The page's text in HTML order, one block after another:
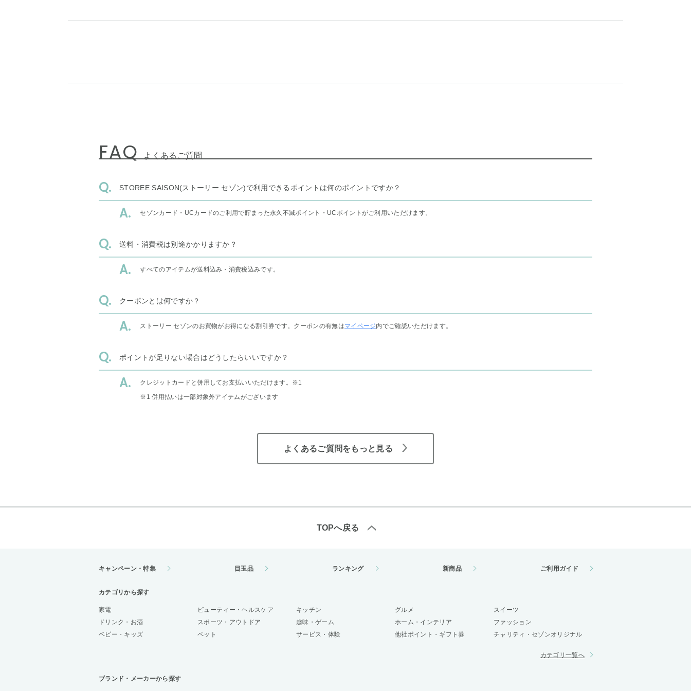
FAQ よくあるご質問
STOREE SAISON(ストーリー セゾン)で利用できるポイントは何のポイントですか？
セゾンカード・UCカードのご利用で貯まった永久不滅ポイント・UCポイントがご利用いただけます。
送料・消費税は別途かかりますか？
すべてのアイテムが送料込み・消費税込みです。
クーポンとは何ですか？
ストーリー セゾンのお買物がお得になる割引券です。クーポンの有無はマイページ内でご確認いただけます。
ポイントが足りない場合はどうしたらいいですか？
クレジットカードと併用してお支払いいただけます。 ※1
※1 併用払いは一部対象外アイテムがございます
よくあるご質問をもっと見る
TOPへ戻る
キャンペーン・特集 目玉品 ランキング 新商品 ご利用ガイド
カテゴリから探す
家電 ビューティー・ヘルスケア キッチン グルメ
スイーツ
ドリンク・お酒
スポーツ・アウトドア 趣味・ゲーム ホーム・インテリア
ファッション
ベビー・キッズ
ペット サービス・体験 他社ポイント・ギフト券 チャリティ・セゾンオリジナル
カテゴリ一覧へ
ブランド・メーカーから探す